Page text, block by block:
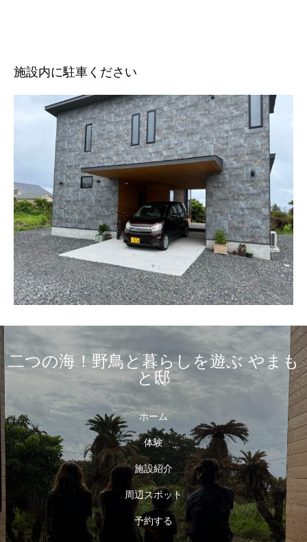
施設内に駐車ください
二つの海！野鳥と暮らしを遊ぶ やまも
と邸
ホーム
体験
施設紹介
周辺スポット
予約する